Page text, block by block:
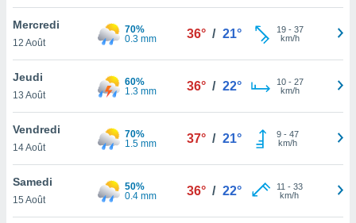
ou
le
ainsi
un
la
du
Mercredi
12 Août
70%
0.3 mm
36° / 21° 19- 37
km/h
Jeudi
13 Août
60%
1.3 mm
36° / 22° 10- 27
km/h
Vendredi
14 Août
70%
1.5 mm
37° / 21° 9- 47
km/h
Samedi
15 Août
50%
0.4 mm
36° / 22° 11 - 33
km/h